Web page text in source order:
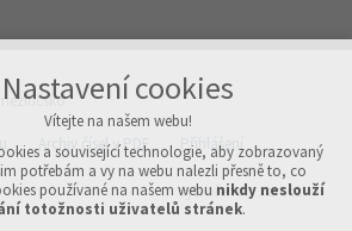
Archiv čísel v PDF Přihlášení
Vytvořeno v xart.cz
Nastavení cookies
Vítejte na našem webu!
a související technologie, aby zobrazovaný
potřebám a vy na webu nalezli přesně to, co
používané na našem webu nikdy neslouží
totožnosti uživatelů stránek.